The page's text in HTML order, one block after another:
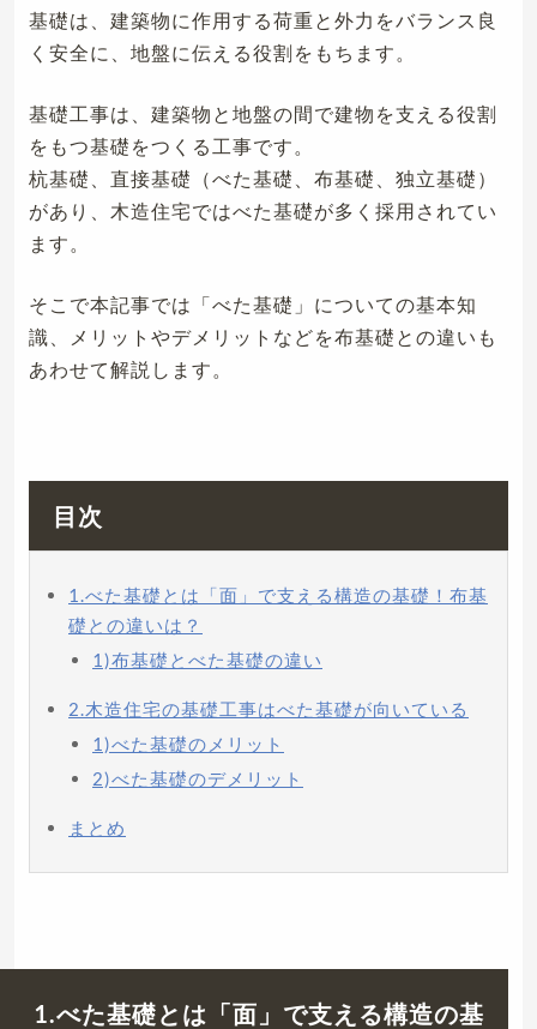
基礎は、建築物に作用する荷重と外力をバランス良
く安全に、地盤に伝える役割をもちます。
基礎工事は、建築物と地盤の間で建物を支える役割
をもつ基礎をつくる工事です。
杭基礎、直接基礎（べた基礎、布基礎、独立基礎）
があり、木造住宅ではべた基礎が多く採用されてい
ます。
そこで本記事では「べた基礎」についての基本知
識、メリットやデメリットなどを布基礎との違いも
あわせて解説します。
目次
1.べた基礎とは「面」で支える構造の基礎！布基
礎との違いは？
1)布基礎とべた基礎の違い
2.木造住宅の基礎工事はべた基礎が向いている
1)べた基礎のメリット
2)べた基礎のデメリット
まとめ
1.べた基礎とは「面」で支える構造の基